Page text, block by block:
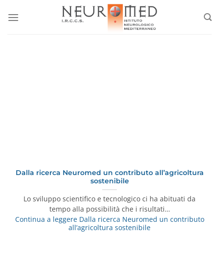
Dalla ricerca Neuromed un contributo all’agricoltura
sostenibile
Lo sviluppo scientifico e tecnologico ci ha abituati da
tempo alla possibilità che i risultati…
Continua a leggereDalla ricerca Neuromed un contributo
all’agricoltura sostenibile